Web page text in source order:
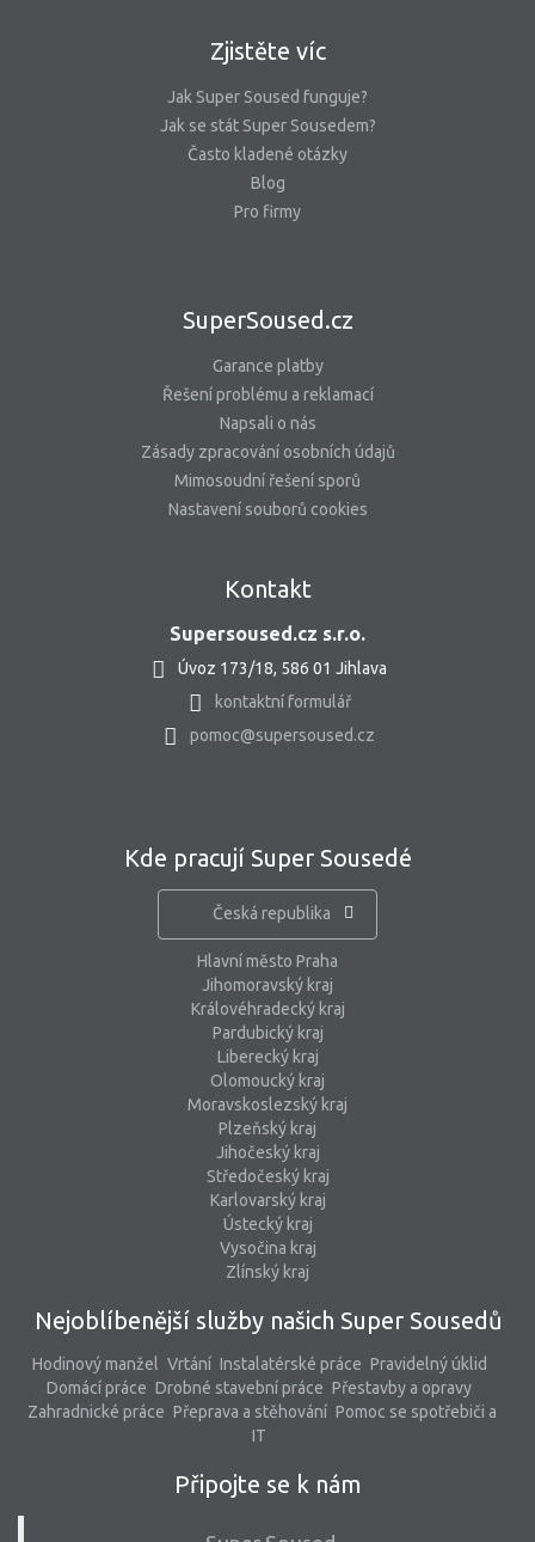
Zjistěte víc
Jak Super Soused funguje?
Jak se stát Super Sousedem?
Často kladené otázky
Blog
Pro firmy
SuperSoused.cz
Garance platby
Řešení problému a reklamací
Napsali o nás
Zásady zpracování osobních údajů
Mimosoudní řešení sporů
Nastavení souborů cookies
Kontakt
Supersoused.cz s.r.o.
Úvoz 173/18, 586 01 Jihlava
kontaktní formulář
pomoc@supersoused.cz
Kde pracují Super Sousedé
Česká republika
Hlavní město Praha
Jihomoravský kraj
Královéhradecký kraj
Pardubický kraj
Liberecký kraj
Olomoucký kraj
Moravskoslezský kraj
Plzeňský kraj
Jihočeský kraj
Středočeský kraj
Karlovarský kraj
Ústecký kraj
Vysočina kraj
Zlínský kraj
Nejoblíbenější služby našich Super Sousedů
Hodinový manžel Vrtání Instalatérské práce Pravidelný úklid
Domácí práce Drobné stavební práce Přestavby a opravy
Zahradnické práce Přeprava a stěhování Pomoc se spotřebiči a
IT
Připojte se k nám